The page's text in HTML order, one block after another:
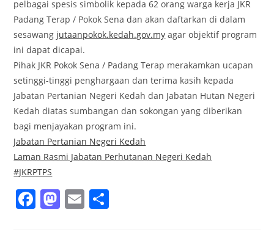
pelbagai spesis simbolik kepada 62 orang warga kerja JKR
Padang Terap / Pokok Sena dan akan daftarkan di dalam
sesawang jutaanpokok.kedah.gov.my agar objektif program
ini dapat dicapai.
Pihak JKR Pokok Sena / Padang Terap merakamkan ucapan
setinggi-tinggi penghargaan dan terima kasih kepada
Jabatan Pertanian Negeri Kedah dan Jabatan Hutan Negeri
Kedah diatas sumbangan dan sokongan yang diberikan
bagi menjayakan program ini.
Jabatan Pertanian Negeri Kedah
Laman Rasmi Jabatan Perhutanan Negeri Kedah
#JKRPTPS
F M E